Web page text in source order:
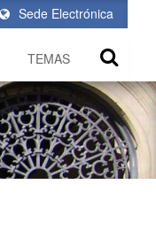
Sede Electrónica
TEMAS